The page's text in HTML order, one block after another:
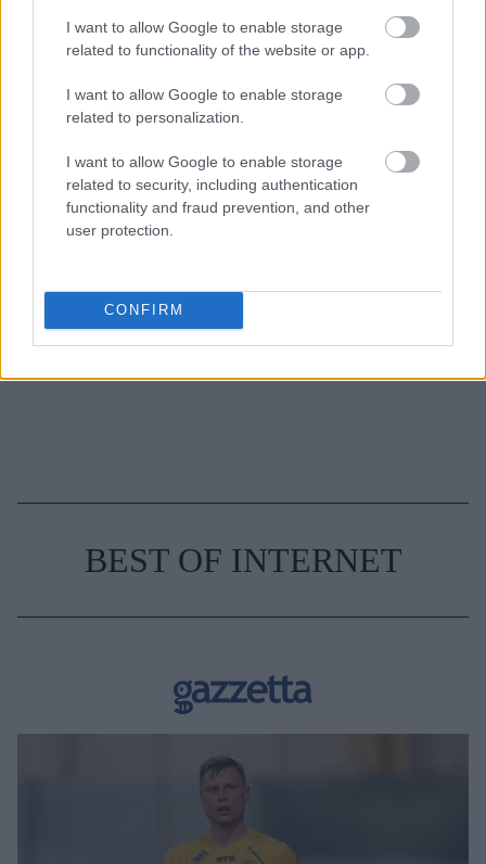
I want to allow Google to enable storage
related to functionality of the website or app.
I want to allow Google to enable storage
related to personalization.
I want to allow Google to enable storage
related to security, including authentication
functionality and fraud prevention, and other
user protection.
CONFIRM
καθαρίζεις κάθε εβδομάδα
3-3-3 rule: Ο κανόνας που θα αλλάξει τον τρόπο
που ντύνεσαι
ΕΥΡΩΠΑΙΚΟ ΚΟΙΝΟΒΟΥΛΙΟ
BEST OF INTERNET